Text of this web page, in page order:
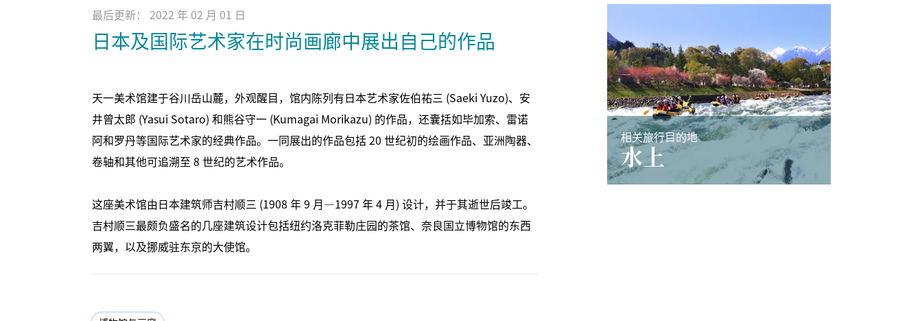
最后更新： 2022 年 02 月 01 日
日本及国际艺术家在时尚画廊中展出自己的作品
天一美术馆建于谷川岳山麓，外观醒目，馆内陈列有日本艺术家佐伯祐三 (Saeki Yuzo)、安
井曾太郎 (Yasui Sotaro) 和熊谷守一 (Kumagai Morikazu) 的作品，还囊括如毕加索、雷诺
阿和罗丹等国际艺术家的经典作品。一同展出的作品包括 20 世纪初的绘画作品、亚洲陶器、
卷轴和其他可追溯至 8 世纪的艺术作品。
这座美术馆由日本建筑师吉村顺三 (1908 年 9 月—1997 年 4 月) 设计，并于其逝世后竣工。
吉村顺三最颇负盛名的几座建筑设计包括纽约洛克菲勒庄园的茶馆、奈良国立博物馆的东西
两翼，以及挪威驻东京的大使馆。
相关旅行目的地
水上